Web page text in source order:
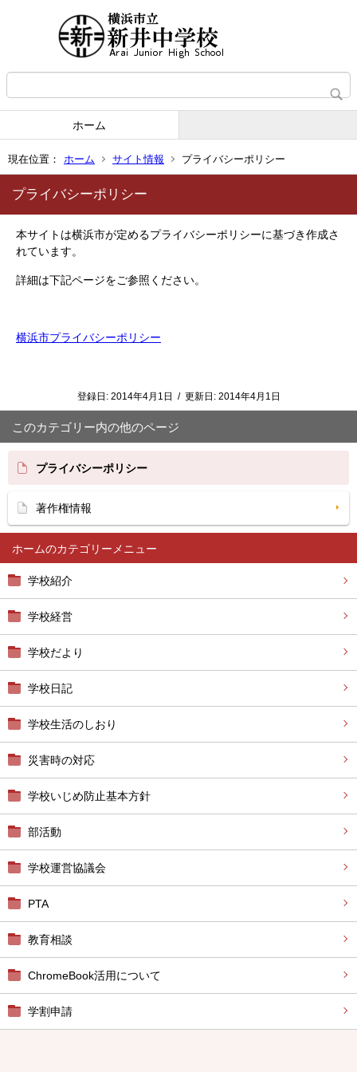
ホーム
現在位置： ホーム サイト情報 プライバシーポリシー
ホーム
学校紹介
学校経営
学校だより
学校日記
学校生活のしおり
災害時の対応
学校いじめ防止基本方針
部活動
学校運営協議会
PTA
教育相談
ChromeBook活用について
学割申請
プライバシーポリシー
本サイトは横浜市が定めるプライバシーポリシーに基づき作成さ
れています。
詳細は下記ページをご参照ください。
横浜市プライバシーポリシー
登録日: 2014年4月1日 / 更新日: 2014年4月1日
このカテゴリー内の他のページ
プライバシーポリシー
著作権情報